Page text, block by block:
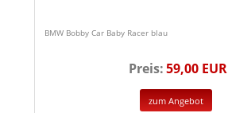
BMW Bobby Car Baby Racer blau
Preis:59,00 EUR
zum Angebot